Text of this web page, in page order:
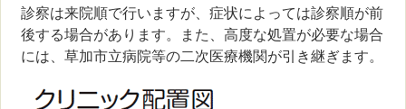
診察は来院順で行いますが、症状によっては診察順が前
後する場合があります。また、高度な処置が必要な場合
には、草加市立病院等の二次医療機関が引き継ぎます。